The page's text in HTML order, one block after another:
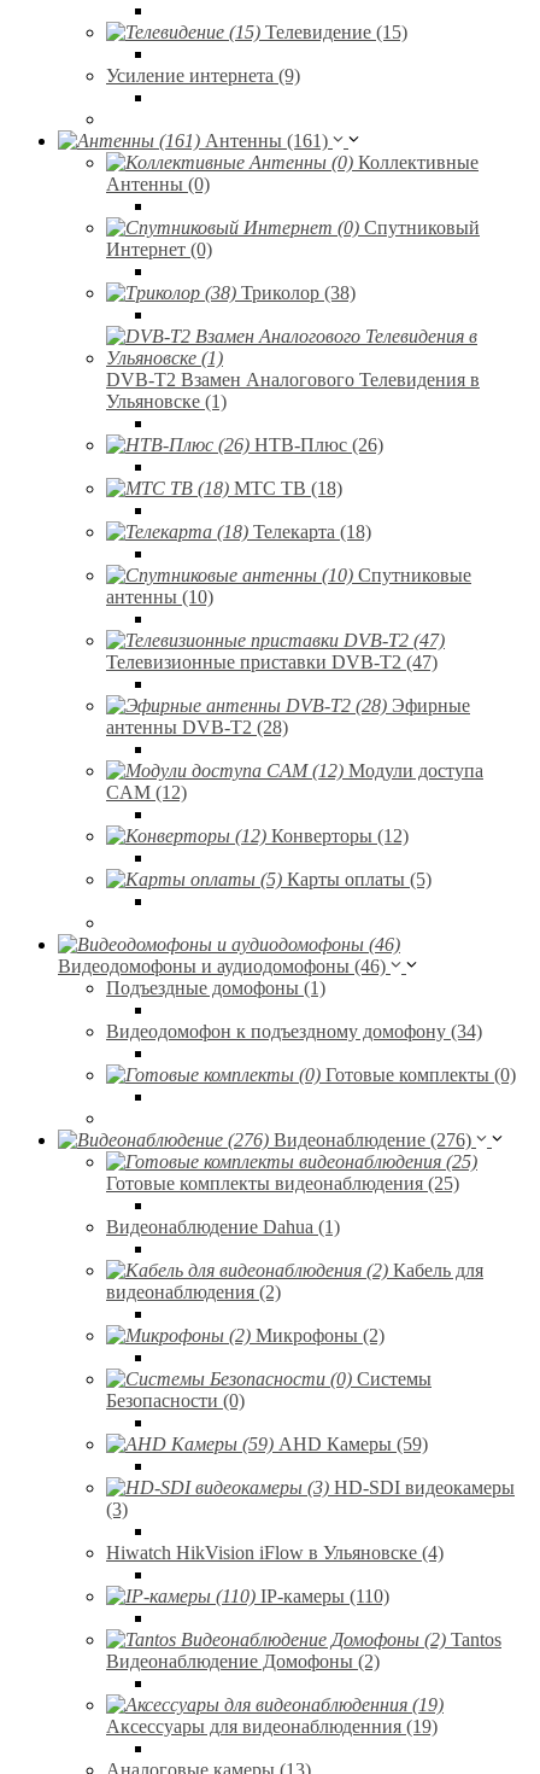
Телевидение (15)
Усиление интернета (9)
Антенны (161)
Коллективные
Антенны (0)
Спутниковый
Интернет (0)
Триколор (38)
DVB-T2 Взамен Аналогового Телевидения в
Ульяновске (1)
НТВ-Плюс (26)
МТС ТВ (18)
Телекарта (18)
Спутниковые
антенны (10)
Телевизионные приставки DVB-T2 (47)
Эфирные
антенны DVB-T2 (28)
Модули доступа
CAM (12)
Конверторы (12)
Карты оплаты (5)
Видеодомофоны и аудиодомофоны (46)
Подъездные домофоны (1)
Видеодомофон к подъездному домофону (34)
Готовые комплекты (0)
Видеонаблюдение (276)
Готовые комплекты видеонаблюдения (25)
Видеонаблюдение Dahua (1)
Кабель для
видеонаблюдения (2)
Микрофоны (2)
Системы
Безопасности (0)
AHD Камеры (59)
HD-SDI видеокамеры
(3)
Hiwatch HikVision iFlow в Ульяновске (4)
IP-камеры (110)
Tantos
Видеонаблюдение Домофоны (2)
Аксессуары для видеонаблюденния (19)
Аналоговые камеры (13)